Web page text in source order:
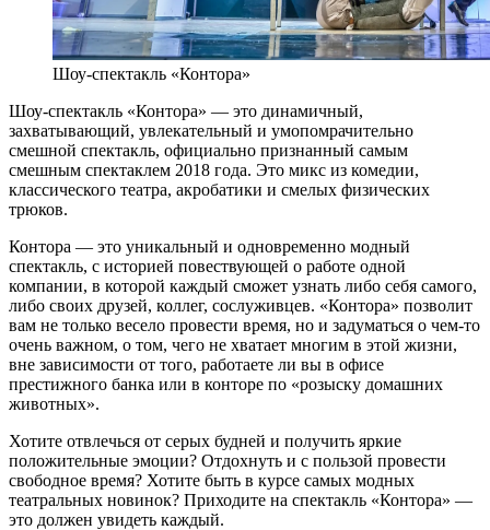
Шоу-спектакль «Контора»
Шоу-спектакль «Контора» — это динамичный,
захватывающий, увлекательный и умопомрачительно
смешной спектакль, официально признанный самым
смешным спектаклем 2018 года. Это микс из комедии,
классического театра, акробатики и смелых физических
трюков.
Контора — это уникальный и одновременно модный
спектакль, с историей повествующей о работе одной
компании, в которой каждый сможет узнать либо себя самого,
либо своих друзей, коллег, сослуживцев. «Контора» позволит
вам не только весело провести время, но и задуматься о чем-то
очень важном, о том, чего не хватает многим в этой жизни,
вне зависимости от того, работаете ли вы в офисе
престижного банка или в конторе по «розыску домашних
животных».
Хотите отвлечься от серых будней и получить яркие
положительные эмоции? Отдохнуть и с пользой провести
свободное время? Хотите быть в курсе самых модных
театральных новинок? Приходите на спектакль «Контора» —
это должен увидеть каждый.